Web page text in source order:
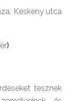
Keskeny utca
)
tesznek